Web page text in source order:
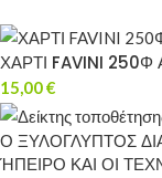
ΧΑΡΤΙ FAVINI 250Φ
15,00€
Ο ΞΥΛΟΓΛΥΠΤΟΣ
ΉΠΕΙΡΟ ΚΑΙ ΟΙ